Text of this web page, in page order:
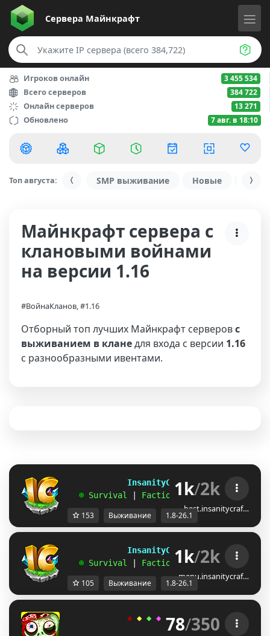
Сервера Майнкрафт
Игроков онлайн 3 455 534
Всего серверов 384 722
Онлайн серверов 13 271
Обновлено 7 авг. в 18:10
Топ августа: SMP выживание Новые С
Майнкрафт сервера с
клановыми войнами
на версии 1.16
#ВойнаКланов, #1.16
Отборный топ лучших Майнкрафт серверовс
выживанием в кланедля входа с версии 1.16
с разнообразными ивентами.
InsanityCraft || 1.8 - 26.1
☻ Survival Factions | Skyblock
1k/2k
best.insanitycraf…
153 Выживание 1.8-26.1
InsanityCraft || 1.8 - 26.1
☻ Survival Factions | Skyblock
1k/2k
menu.insanitycraf…
105 Выживание 1.8-26.1
◆ ◆ ◆ ◆ ◆ ＬＵＣＫＹ- ＤＡＹＺ
78/350